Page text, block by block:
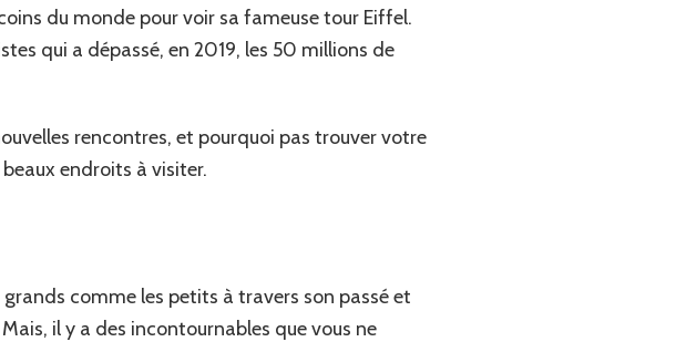
du monde pour voir sa fameuse tour Eiffel.
qui a dépassé, en 2019, les 50 millions de
rencontres, et pourquoi pas trouver votre
endroits à visiter.
grands comme les petits à travers son passé et
il y a des incontournables que vous ne